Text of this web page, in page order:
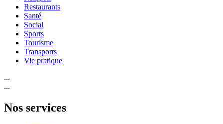
Restaurants
Santé
Social
Sports
Tourisme
Transports
Vie pratique
...
...
Nos services